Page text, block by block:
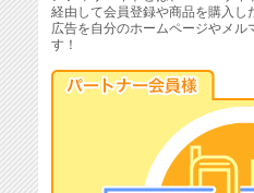
経由して会員登録や商品を購入
広告を自分のホームページやメ
す！